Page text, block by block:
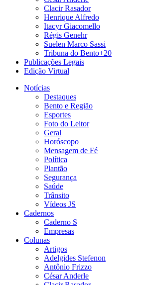
Clacir Rasador
Henrique Alfredo
Itacyr Giacomello
Régis Genehr
Suelen Marco Sassi
Tribuna do Bento+20
Publicações Legais
Edição Virtual
Notícias
Destaques
Bento e Região
Esportes
Foto do Leitor
Geral
Horóscopo
Mensagem de Fé
Política
Plantão
Segurança
Saúde
Trânsito
Vídeos JS
Cadernos
Caderno S
Empresas
Colunas
Artigos
Adelgides Stefenon
Antônio Frizzo
César Anderle